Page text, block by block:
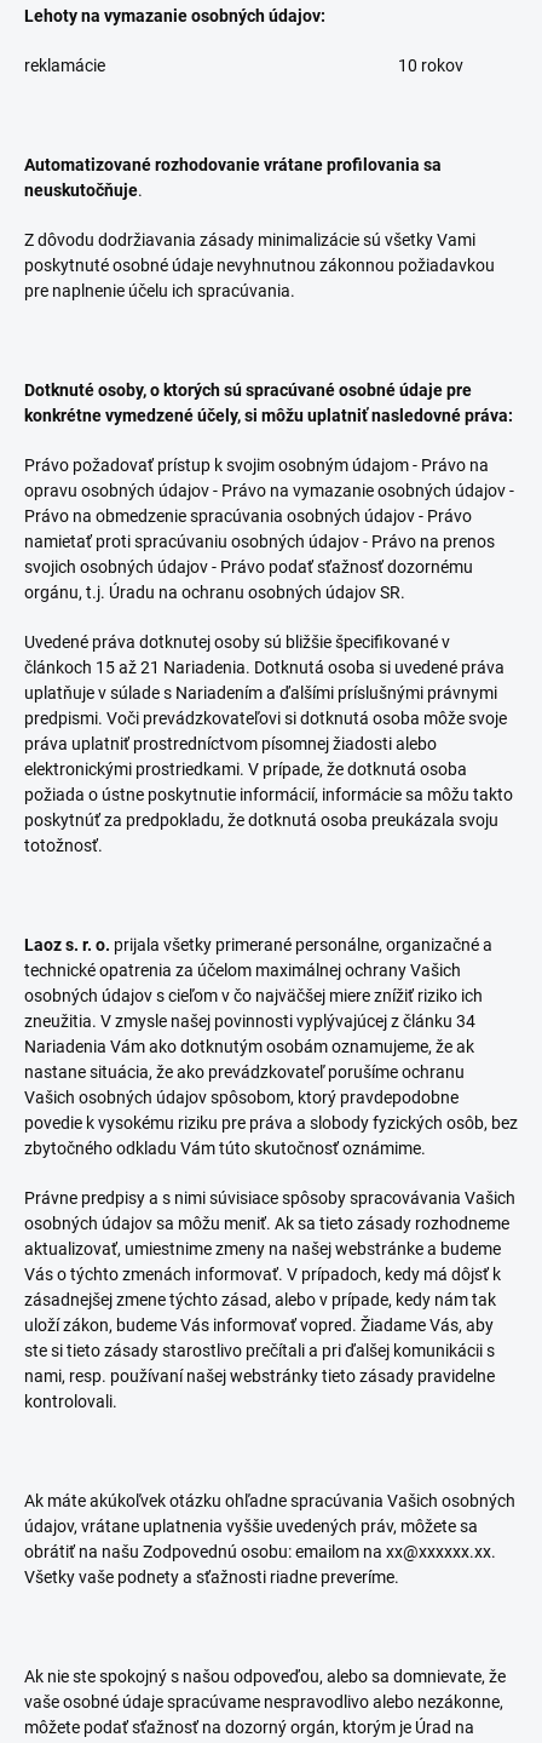
Lehoty na vymazanie osobných údajov:
reklamácie 10 rokov
Automatizované rozhodovanie vrátane profilovania sa
neuskutočňuje.
Z dôvodu dodržiavania zásady minimalizácie sú všetky Vami
poskytnuté osobné údaje nevyhnutnou zákonnou požiadavkou
pre naplnenie účelu ich spracúvania.
Dotknuté osoby, o ktorých sú spracúvané osobné údaje pre
konkrétne vymedzené účely, si môžu uplatniť nasledovné práva:
Právo požadovať prístup k svojim osobným údajom - Právo na
opravu osobných údajov - Právo na vymazanie osobných údajov -
Právo na obmedzenie spracúvania osobných údajov - Právo
namietať proti spracúvaniu osobných údajov - Právo na prenos
svojich osobných údajov - Právo podať sťažnosť dozornému
orgánu, t.j. Úradu na ochranu osobných údajov SR.
Uvedené práva dotknutej osoby sú bližšie špecifikované v
článkoch 15 až 21 Nariadenia. Dotknutá osoba si uvedené práva
uplatňuje v súlade s Nariadením a ďalšími príslušnými právnymi
predpismi. Voči prevádzkovateľovi si dotknutá osoba môže svoje
práva uplatniť prostredníctvom písomnej žiadosti alebo
elektronickými prostriedkami. V prípade, že dotknutá osoba
požiada o ústne poskytnutie informácií, informácie sa môžu takto
poskytnúť za predpokladu, že dotknutá osoba preukázala svoju
totožnosť.
Laoz s. r. o. prijala všetky primerané personálne, organizačné a
technické opatrenia za účelom maximálnej ochrany Vašich
osobných údajov s cieľom v čo najväčšej miere znížiť riziko ich
zneužitia. V zmysle našej povinnosti vyplývajúcej z článku 34
Nariadenia Vám ako dotknutým osobám oznamujeme, že ak
nastane situácia, že ako prevádzkovateľ porušíme ochranu
Vašich osobných údajov spôsobom, ktorý pravdepodobne
povedie k vysokému riziku pre práva a slobody fyzických osôb, bez
zbytočného odkladu Vám túto skutočnosť oznámime.
Právne predpisy a s nimi súvisiace spôsoby spracovávania Vašich
osobných údajov sa môžu meniť. Ak sa tieto zásady rozhodneme
aktualizovať, umiestnime zmeny na našej webstránke a budeme
Vás o týchto zmenách informovať. V prípadoch, kedy má dôjsť k
zásadnejšej zmene týchto zásad, alebo v prípade, kedy nám tak
uloží zákon, budeme Vás informovať vopred. Žiadame Vás, aby
ste si tieto zásady starostlivo prečítali a pri ďalšej komunikácii s
nami, resp. používaní našej webstránky tieto zásady pravidelne
kontrolovali.
Ak máte akúkoľvek otázku ohľadne spracúvania Vašich osobných
údajov, vrátane uplatnenia vyššie uvedených práv, môžete sa
obrátiť na našu Zodpovednú osobu: emailom na xx@xxxxxx.xx.
Všetky vaše podnety a sťažnosti riadne preveríme.
Ak nie ste spokojný s našou odpoveďou, alebo sa domnievate, že
vaše osobné údaje spracúvame nespravodlivo alebo nezákonne,
môžete podať sťažnosť na dozorný orgán, ktorým je Úrad na